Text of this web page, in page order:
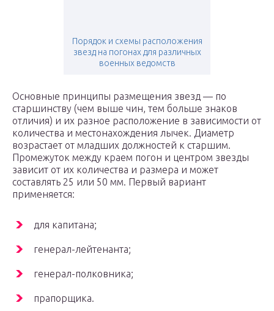
Порядок и схемы расположения
звезд на погонах для различных
военных ведомств
Основные принципы размещения звезд — по
старшинству (чем выше чин, тем больше знаков
отличия) и их разное расположение в зависимости от
количества и местонахождения лычек. Диаметр
возрастает от младших должностей к старшим.
Промежуток между краем погон и центром звезды
зависит от их количества и размера и может
составлять 25 или 50 мм. Первый вариант
применяется:
для капитана;
генерал-лейтенанта;
генерал-полковника;
прапорщика.